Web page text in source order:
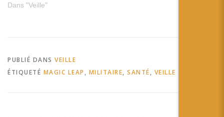
Dans "Veille"
PUBLIÉ DANS VEILLE
ÉTIQUETÉ MAGIC LEAP , MILITAIRE, SANTÉ, VEILLE